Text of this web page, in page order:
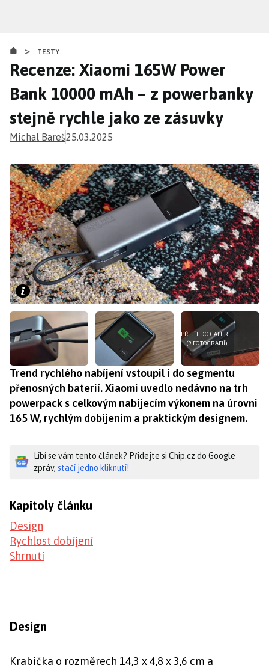
obsahu
> TESTY
Recenze: Xiaomi 165W Power
Bank 10000 mAh – z powerbanky
stejně rychle jako ze zásuvky
Michal Bareš25.03.2025
PŘEJÍT DO GALERIE
(9 FOTOGRAFIÍ)
Trend rychlého nabíjení vstoupil i do segmentu
přenosných baterií. Xiaomi uvedlo nedávno na trh
powerpack s celkovým nabíjecím výkonem na úrovni
165 W, rychlým dobíjením a praktickým designem.
Líbí se vám tento článek? Přidejte si Chip.cz do Google
zpráv, stačí jedno kliknutí!
Kapitoly článku
Design
Rychlost dobíjení
Shrnutí
Design
Krabička o rozměrech 14,3 x 4,8 x 3,6 cm a